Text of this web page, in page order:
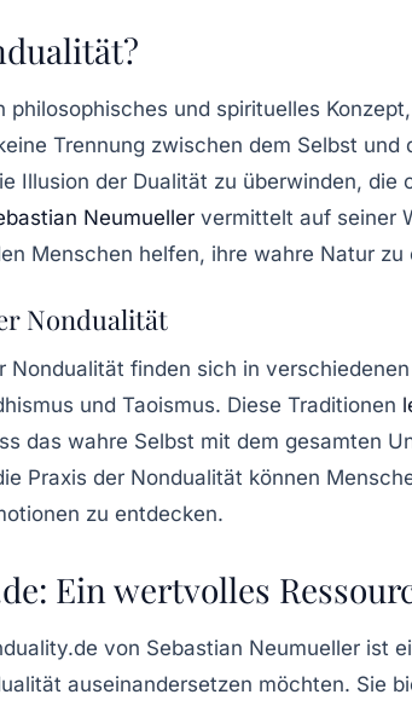
philosophisches und spirituelles
Trennung zwischen dem Selbst
Illusion der Dualität zu überwinden, die
Neumueller vermittelt auf seiner
Menschen helfen, ihre wahre Natur zu
Nondualität
Nondualität finden sich in
und Taoismus. Diese Traditionen
das wahre Selbst mit dem gesamten
Praxis der Nondualität können
zu entdecken.
Ein wertvolles
von Sebastian Neumueller ist
auseinandersetzen möchten. Sie